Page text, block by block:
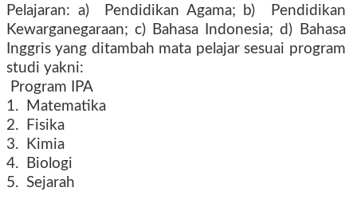
Pelajaran: a) Pendidikan Agama; b) Pendidikan
Kewarganegaraan; c) Bahasa Indonesia; d) Bahasa
Inggris yang ditambah mata pelajar sesuai program
studi yakni:
Program IPA
1. Matematika
2. Fisika
3. Kimia
4. Biologi
5. Sejarah